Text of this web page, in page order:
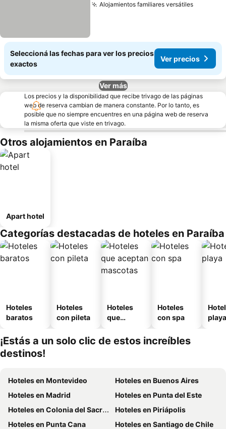
Alojamientos familiares versátilesVer
Seleccioná las fechas para ver los precios
exactos
Ver precios
Ver más
Los precios y la disponibilidad que recibe trivago de las páginas
web de reserva cambian de manera constante. Por lo tanto, es
posible que no siempre encuentres en una página web de reserva
la misma oferta que viste en trivago.
Otros alojamientos en Paraíba
Apart hotel
Categorías destacadas de hoteles en Paraíba
Hoteles
baratos
Hoteles
con pileta
Hoteles
que
mascotas
Hoteles
con spa
playa
¡Estás a un solo clic de estos increíbles
destinos!
Hoteles en Montevideo
Hoteles en Buenos Aires
Hoteles en Madrid
Hoteles en Punta del Este
Hoteles en Colonia del Sacramento
Hoteles en Piriápolis
Hoteles en Punta Cana
Hoteles en Santiago de Chile